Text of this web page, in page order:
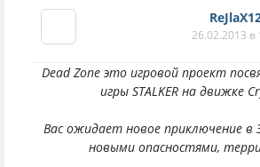
26.02.2013 в
Dead Zоne это игровой проект
игры STALKER на движке
Вас ожидает новое приключение в
новыми опасностями,